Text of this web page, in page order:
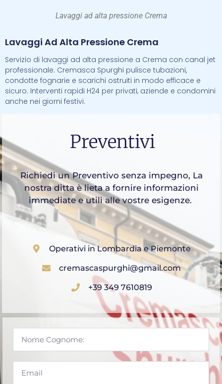
Lavaggi ad alta pressione Crema
Lavaggi Ad Alta Pressione Crema
Servizio di lavaggi ad alta pressione a Crema con canal jet
professionale. Cremasca Spurghi pulisce tubazioni,
condotte fognarie e scarichi ostruiti in modo efficace e
sicuro. Interventi rapidi H24 per privati, aziende e condomini
anche nei giorni festivi.
Preventivi
Richiedi un Preventivo senza impegno, La
nostra ditta è lieta a fornire informazioni
immediate e utili alle vostre esigenze.
Operativi in Lombardia e Piemonte
cremascaspurghi@gmail.com
+39 349 7610819